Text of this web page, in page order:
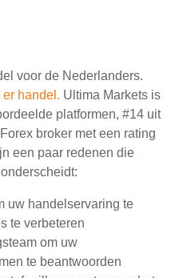
voor de Nederlanders.
handel. Ultima Markets is
platformen, #14 uit
broker met een rating
een paar redenen die
uw handelservaring te
te verbeteren
om uw
te beantwoorden